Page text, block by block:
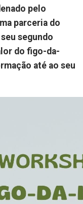
pelo
parceria do
segundo
do figo-da-
até ao seu